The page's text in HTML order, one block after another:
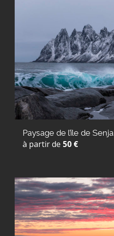
Paysage de l’île de Senja
à partir de 50 €